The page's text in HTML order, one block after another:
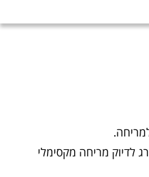
לדיוק מריחה מקסימלי